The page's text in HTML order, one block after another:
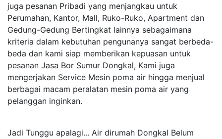
juga pesanan Pribadi yang menjangkau untuk
Perumahan, Kantor, Mall, Ruko-Ruko, Apartment dan
Gedung-Gedung Bertingkat lainnya sebagaimana
kriteria dalam kebutuhan pengunanya sangat berbeda-
beda dan kami siap memberikan kepuasan untuk
pesanan Jasa Bor Sumur Dongkal, Kami juga
mengerjakan Service Mesin poma air hingga menjual
berbagai macam peralatan mesin poma air yang
pelanggan inginkan.
Jadi Tunggu apalagi... Air dirumah Dongkal Belum